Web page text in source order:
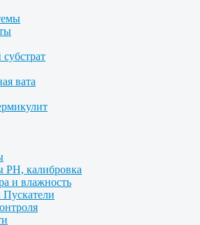
вата
PH, калибровка
и влажность